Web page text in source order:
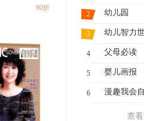
90折
2 幼儿园
3 幼儿智力
4 父母必读
5 婴儿画报
6 漫趣我会
查